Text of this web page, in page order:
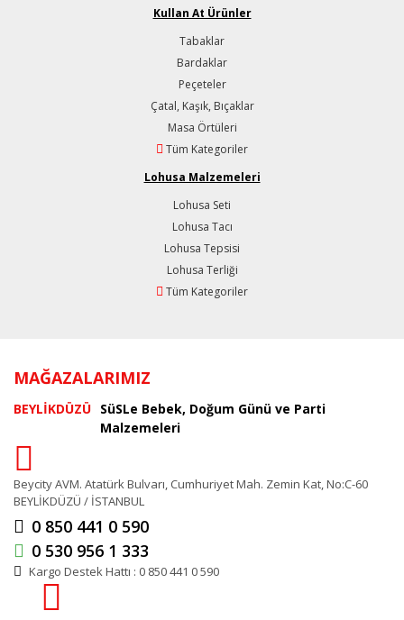
Kullan At Ürünler
Tabaklar
Bardaklar
Peçeteler
Çatal, Kaşık, Bıçaklar
Masa Örtüleri
Tüm Kategoriler
Lohusa Malzemeleri
Lohusa Seti
Lohusa Tacı
Lohusa Tepsisi
Lohusa Terliği
Tüm Kategoriler
MAĞAZALARIMIZ
BEYLİKDÜZÜ SüSLe Bebek, Doğum Günü ve Parti
Malzemeleri
Beycity AVM. Atatürk Bulvarı, Cumhuriyet Mah. Zemin Kat, No:C-60
BEYLİKDÜZÜ / İSTANBUL
0 850 441 0 590
0 530 956 1 333
Kargo Destek Hattı : 0 850 441 0 590